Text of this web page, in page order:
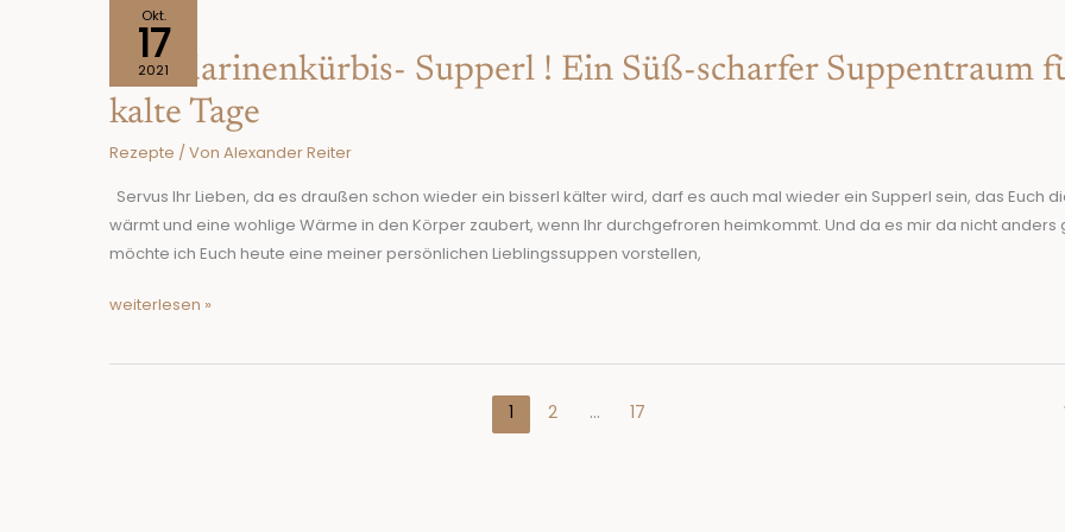
Okt.
17
2021
Mandarinenkürbis- Supperl ! Ein Süß-scharfer Suppentraum
kalte Tage
Rezepte / Von Alexander Reiter
Servus Ihr Lieben, da es draußen schon wieder ein bisserl kälter wird, darf es auch mal wieder ein Supperl sein, das Euch
wärmt und eine wohlige Wärme in den Körper zaubert, wenn Ihr durchgefroren heimkommt. Und da es mir da nicht anders
möchte ich Euch heute eine meiner persönlichen Lieblingssuppen vorstellen,
Mandarinenkürbis-
Supperl
Ein
Süß-
scharfer
weiterlesen »
1 2 … 17